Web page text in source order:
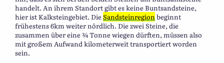
handelt. An ihrem Standort gibt es keine Buntsandsteine,
hier ist Kalksteingebiet. DieSandsteinregionbeginnt
frühestens 6km weiter nördlich. Die zwei Steine, die
zusammen über eine ¾ Tonne wiegen dürften, müssen also
mit großem Aufwand kilometerweit transportiert worden
sein.